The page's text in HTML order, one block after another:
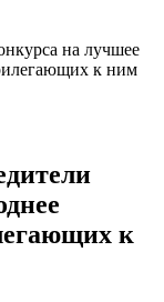
на лучшее
к ним
к